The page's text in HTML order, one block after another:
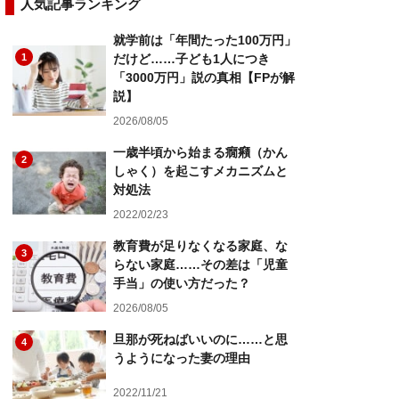
人気記事ランキング
1
就学前は「年間たった100万円」
だけど……子ども1人につき
「3000万円」説の真相【FPが解
説】
2026/08/05
2
一歳半頃から始まる癇癪（かん
しゃく）を起こすメカニズムと
対処法
2022/02/23
3
教育費が足りなくなる家庭、な
らない家庭……その差は「児童
手当」の使い方だった？
2026/08/05
4
旦那が死ねばいいのに……と思
うようになった妻の理由
2022/11/21